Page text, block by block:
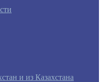
и из Казахстана